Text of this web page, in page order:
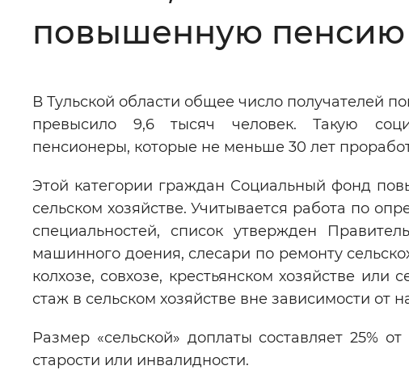
Цвет сайта: Монохромный
Изображения: Включены
Вернуть стандартные настройки
повышенную пенсию
В Тульской области общее число получателей
превысило 9,6 тысяч человек. Такую
пенсионеры, которые не меньше 30 лет
Этой категории граждан Социальный фонд
сельском хозяйстве. Учитывается работа по
специальностей, список утвержден
машинного доения, слесари по ремонту
колхозе, совхозе, крестьянском хозяйстве или
стаж в сельском хозяйстве вне зависимости
Размер «сельской» доплаты составляет 25%
старости или инвалидности.